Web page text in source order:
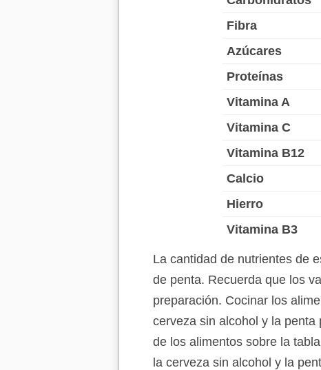
Fibra
Azúcares
Proteínas
Vitamina A
Vitamina C
Vitamina B12
Calcio
Hierro
Vitamina B3
La cantidad de nutrientes de
de penta. Recuerda que los
preparación. Cocinar los
cerveza sin alcohol y la
de los alimentos sobre la
la cerveza sin alcohol y la